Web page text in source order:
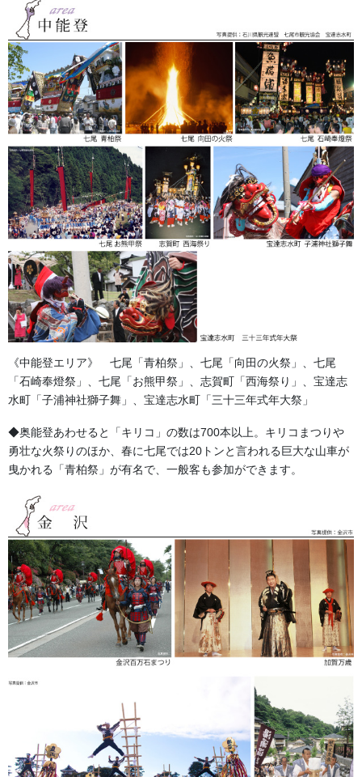
生地 2種
サテン系(写真向って左)推奨タイプ 柔軟性があり高級な光沢が
あります。
クロス系(写真向って右) 豪華な刺繍の風合いがあり
ます。
価格
左右を合わせて六文字まで4,500円(税別)、一文字追加ごとに500
円(税別)となります。 写真は9文字で6,000円(税別)です。
納期
約7日前後
書体
ご注意してください。
衿が無地の商品に限ります。
《中能登エリア》 七尾「青柏祭」、七尾「向田の火祭」、七尾
「石崎奉燈祭」、七尾「お熊甲祭」、志賀町「西海祭り」、宝達志
水町「子浦神社獅子舞」、宝達志水町「三十三年式年大祭」
◆奥能登あわせると「キリコ」の数は700本以上。キリコまつりや
勇壮な火祭りのほか、春に七尾では20トンと言われる巨大な山車が
曳かれる「青柏祭」が有名で、一般客も参加ができます。